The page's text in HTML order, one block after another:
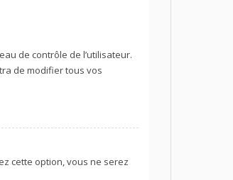
de contrôle de l’utilisateur.
de modifier tous vos
cette option, vous ne serez